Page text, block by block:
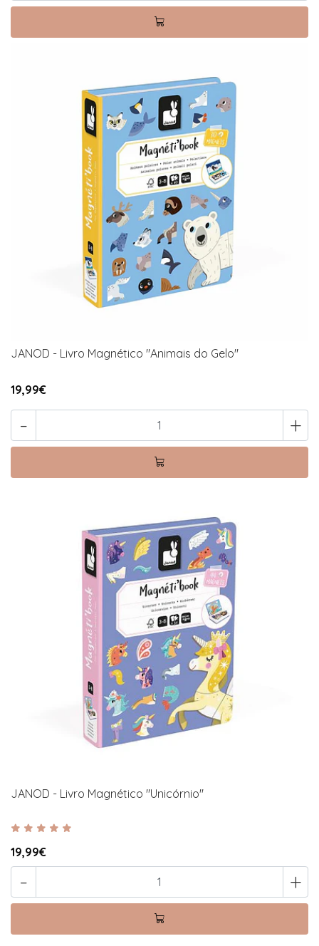
JANOD - Livro Magnético "Animais do Gelo"
19,99€
- +
JANOD - Livro Magnético "Unicórnio"
19,99€
- +